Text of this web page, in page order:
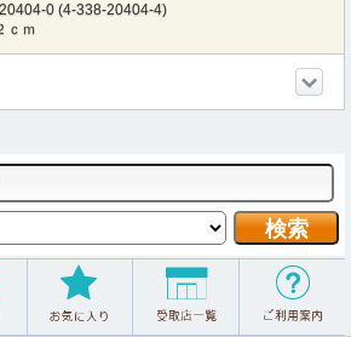
0 (4-338-20404-4)
ｃｍ